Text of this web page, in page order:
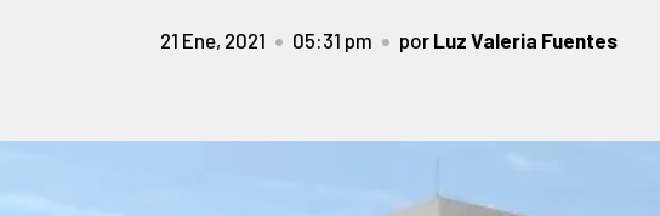
21 Ene, 2021 05:31 pm por Luz Valeria Fuentes